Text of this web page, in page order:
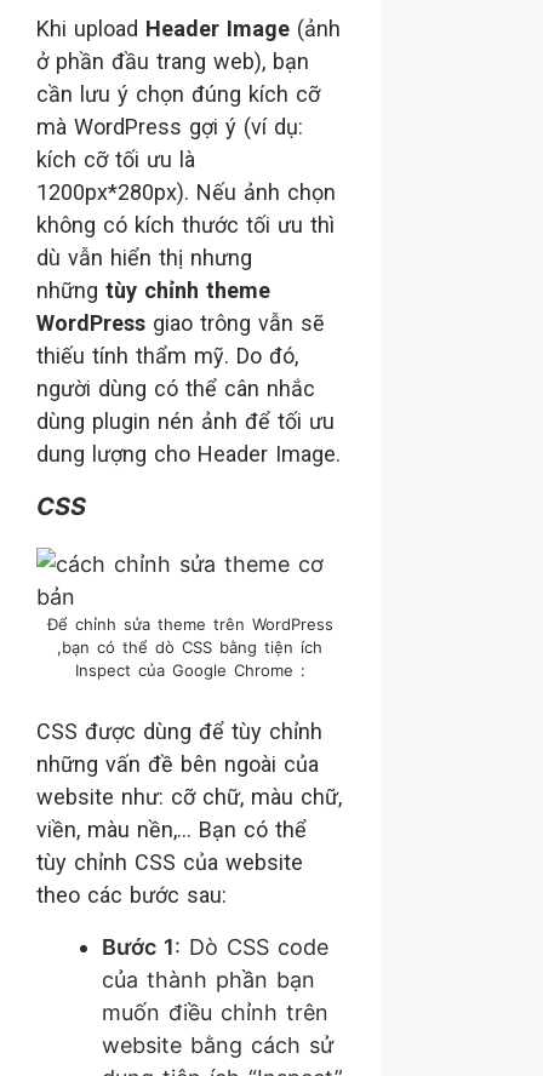
Khi upload Header Image (ảnh
ở phần đầu trang web), bạn
cần lưu ý chọn đúng kích cỡ
mà WordPress gợi ý (ví dụ:
kích cỡ tối ưu là
1200px*280px). Nếu ảnh chọn
không có kích thước tối ưu thì
dù vẫn hiển thị nhưng
những tùy chỉnh theme
WordPress giao trông vẫn sẽ
thiếu tính thẩm mỹ. Do đó,
người dùng có thể cân nhắc
dùng plugin nén ảnh để tối ưu
dung lượng cho Header Image.
CSS
Để chỉnh sửa theme trên WordPress
,bạn có thể dò CSS bằng tiện ích
Inspect của Google Chrome :
CSS được dùng để tùy chỉnh
những vấn đề bên ngoài của
website như: cỡ chữ, màu chữ,
viền, màu nền,… Bạn có thể
tùy chỉnh CSS của website
theo các bước sau:
Bước 1: Dò CSS code
của thành phần bạn
muốn điều chỉnh trên
website bằng cách sử